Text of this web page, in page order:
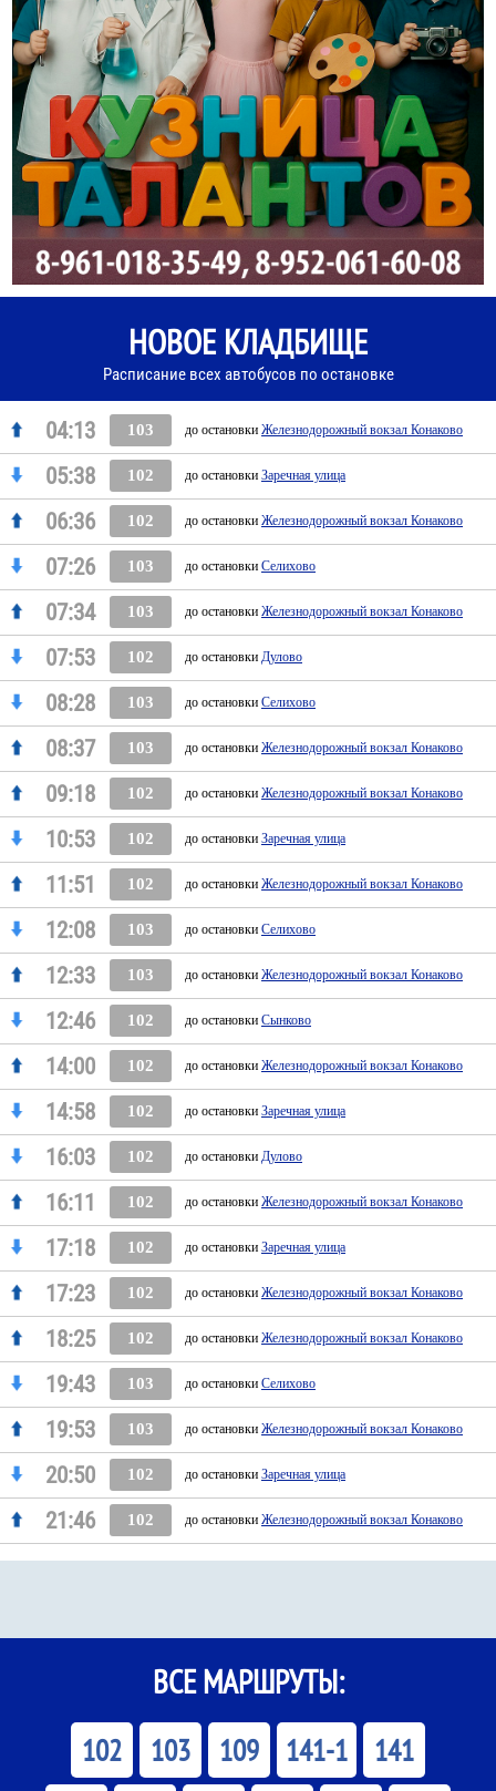
НОВОЕ КЛАДБИЩЕ
Расписание всех автобусов по остановке
04:13 103 до остановки Железнодорожный вокзал Конаково
05:38 102 до остановки Заречная улица
06:36 102 до остановки Железнодорожный вокзал Конаково
07:26 103 до остановки Селихово
07:34 103 до остановки Железнодорожный вокзал Конаково
07:53 102 до остановки Дулово
08:28 103 до остановки Селихово
08:37 103 до остановки Железнодорожный вокзал Конаково
09:18 102 до остановки Железнодорожный вокзал Конаково
10:53 102 до остановки Заречная улица
11:51 102 до остановки Железнодорожный вокзал Конаково
12:08 103 до остановки Селихово
12:33 103 до остановки Железнодорожный вокзал Конаково
12:46 102 до остановки Сынково
14:00 102 до остановки Железнодорожный вокзал Конаково
14:58 102 до остановки Заречная улица
16:03 102 до остановки Дулово
16:11 102 до остановки Железнодорожный вокзал Конаково
17:18 102 до остановки Заречная улица
17:23 102 до остановки Железнодорожный вокзал Конаково
18:25 102 до остановки Железнодорожный вокзал Конаково
19:43 103 до остановки Селихово
19:53 103 до остановки Железнодорожный вокзал Конаково
20:50 102 до остановки Заречная улица
21:46 102 до остановки Железнодорожный вокзал Конаково
ВСЕ МАРШРУТЫ:
102 103 109 141-1 141